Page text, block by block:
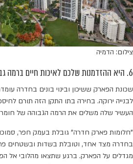
צילום: הדמיה
6. היא ההזדמנות שלכם לאיכות חיים ברמה גבוהה במיוחד
שכונת הפארק ששיכון ובינוי בונים בחדרה
לבנייה ירוקה. בחירה בתו התקן הזה תורם
העשיר שלה משלים את הרמה הגבוהה של
"חלומות פארק חדרה" גובלת בעמק חפר, סמוכה
בחדרה מצד אחד, וטובלת בשדות ובשטחים
מגדלים על הפארק. ברגע שתצאו מהלובי אל